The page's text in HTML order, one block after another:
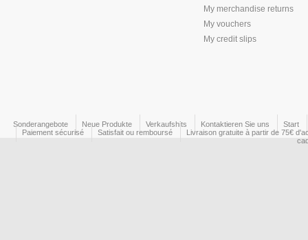
My merchandise returns
My vouchers
My credit slips
Sonderangebote Neue Produkte Verkaufshits Kontaktieren Sie uns
Start
Paiement sécurisé
Satisfait ou remboursé
Livraison gratuite à partir de 75€